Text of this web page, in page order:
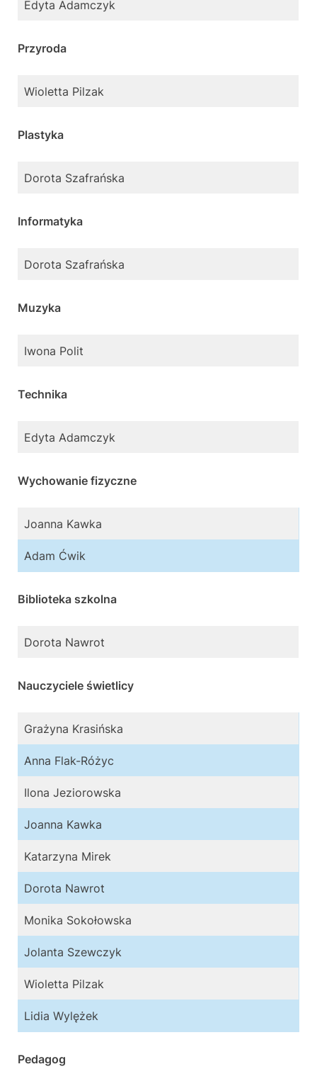
Edyta Adamczyk
Przyroda
Wioletta Pilzak
Plastyka
Dorota Szafrańska
Informatyka
Dorota Szafrańska
Muzyka
Iwona Polit
Technika
Edyta Adamczyk
Wychowanie fizyczne
Joanna Kawka
Adam Ćwik
Biblioteka szkolna
Dorota Nawrot
Nauczyciele świetlicy
Grażyna Krasińska
Anna Flak-Różyc
Ilona Jeziorowska
Joanna Kawka
Katarzyna Mirek
Dorota Nawrot
Monika Sokołowska
Jolanta Szewczyk
Wioletta Pilzak
Lidia Wylężek
Pedagog